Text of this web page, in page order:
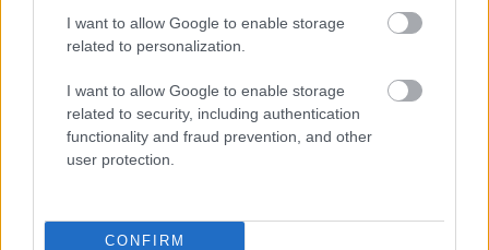
I want to allow Google to enable storage
related to personalization.
I want to allow Google to enable storage
related to security, including authentication
functionality and fraud prevention, and other
user protection.
CONFIRM
nyilvános helyen kerül sor.